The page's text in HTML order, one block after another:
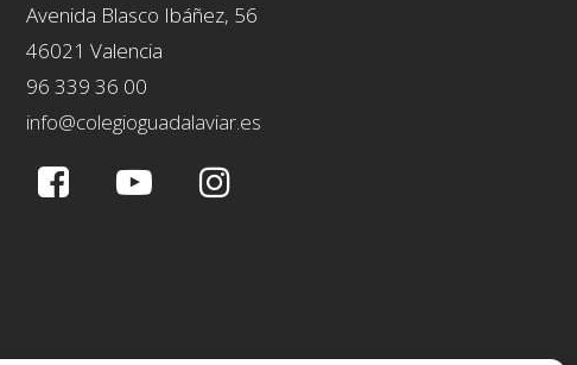
Avenida Blasco Ibáñez, 56
46021 Valencia
96 339 36 00
info@colegioguadalaviar.es